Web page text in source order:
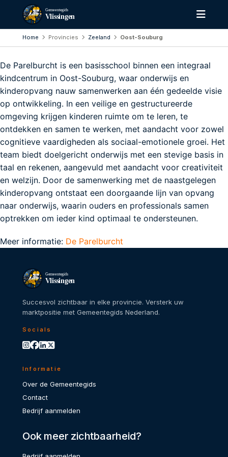
Gemeentegids
Vlissingen
Home Provincies Zeeland Oost-Souburg
De Parelburcht is een basisschool binnen een integraal
kindcentrum in Oost-Souburg, waar onderwijs en
kinderopvang nauw samenwerken aan één gedeelde visie
op ontwikkeling. In een veilige en gestructureerde
omgeving krijgen kinderen ruimte om te leren, te
ontdekken en samen te werken, met aandacht voor zowel
cognitieve vaardigheden als sociaal-emotionele groei. Het
team biedt doelgericht onderwijs met een stevige basis in
taal en rekenen, aangevuld met aandacht voor creativiteit
en welzijn. Door de samenwerking met de naastgelegen
kinderopvang ontstaat een doorgaande lijn van opvang
naar onderwijs, waarin ouders en professionals samen
optrekken om ieder kind optimaal te ondersteunen.
Meer informatie: De Parelburcht
Gemeentegids
Vlissingen
Succesvol zichtbaar in elke provincie. Versterk uw
marktpositie met Gemeentegids Nederland.
Socials
Informatie
Over de Gemeentegids
Contact
Bedrijf aanmelden
Ook meer zichtbaarheid?